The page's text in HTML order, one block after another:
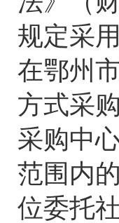
规定采
在鄂州
方式采
采购中
范围内
位委托